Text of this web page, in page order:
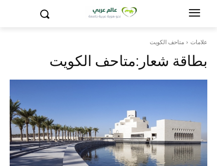
علامات متاحف الكويت
بطاقة شعار:متاحف الكويت